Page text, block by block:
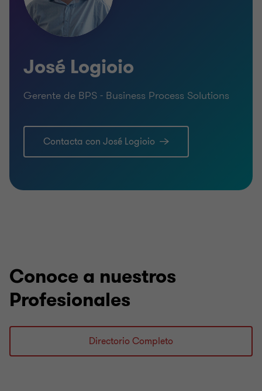
José Logioio
Gerente de BPS - Business Process Solutions
Contacta con José Logioio
Conoce a nuestros
Profesionales
Directorio Completo